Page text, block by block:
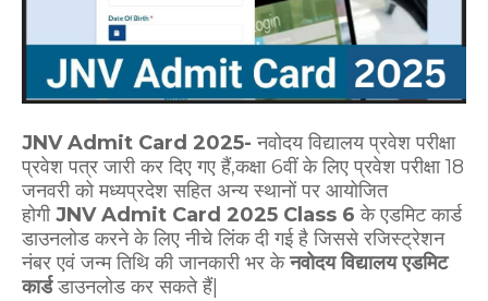
JNV Admit Card 2025- नवोदय विद्यालय प्रवेश परीक्षा
प्रवेश पत्र जारी कर दिए गए हैं,कक्षा 6वीं के लिए प्रवेश परीक्षा 18
जनवरी को मध्यप्रदेश सहित अन्य स्थानों पर आयोजित
होगीJNV Admit Card 2025 Class 6 के एडमिट कार्ड
डाउनलोड करने के लिए नीचे लिंक दी गई है जिससे रजिस्ट्रेशन
नंबर एवं जन्म तिथि की जानकारी भर केनवोदय विद्यालय एडमिट
कार्डडाउनलोड कर सकते हैं|